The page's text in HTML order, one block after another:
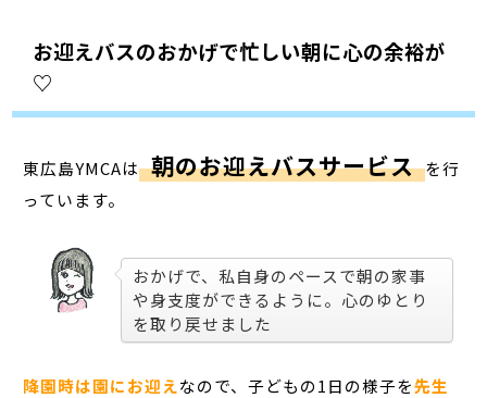
お迎えバスのおかげで忙しい朝に心の余裕が
♡
東広島YMCAは 朝のお迎えバスサービス を行
っています。
おかげで、私自身のペースで朝の家事
や身支度ができるように。心のゆとり
を取り戻せました
降園時は園にお迎えなので、子どもの1日の様子を先生